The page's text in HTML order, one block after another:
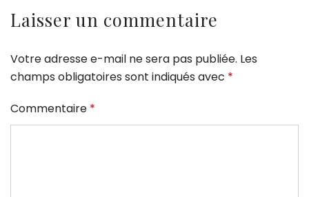
Laisser un commentaire
Votre adresse e-mail ne sera pas publiée. Les
champs obligatoires sont indiqués avec *
Commentaire *